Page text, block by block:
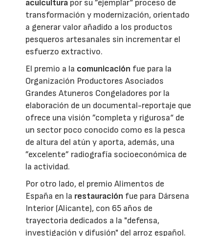
acuicultura por su ”ejemplar“ proceso de
transformación y modernización, orientado
a generar valor añadido a los productos
pesqueros artesanales sin incrementar el
esfuerzo extractivo.
El premio a la comunicación fue para la
Organización Productores Asociados
Grandes Atuneros Congeladores por la
elaboración de un documental-reportaje que
ofrece una visión ”completa y rigurosa“ de
un sector poco conocido como es la pesca
de altura del atún y aporta, además, una
”excelente” radiografía socioeconómica de
la actividad.
Por otro lado, el premio Alimentos de
España en la restauración fue para Dársena
Interior (Alicante), con 65 años de
trayectoria dedicados a la "defensa,
investigación y difusión" del arroz español.